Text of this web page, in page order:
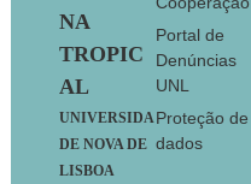
NA
TROPIC
AL
UNIVERSIDA
DE NOVA DE
LISBOA
Portal de
Denúncias
UNL
Proteção de
dados